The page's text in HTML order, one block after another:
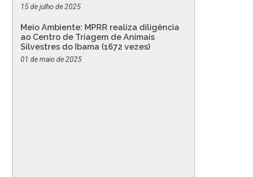
15 de julho de 2025
Meio Ambiente: MPRR realiza diligência
ao Centro de Triagem de Animais
Silvestres do Ibama (1672 vezes)
01 de maio de 2025